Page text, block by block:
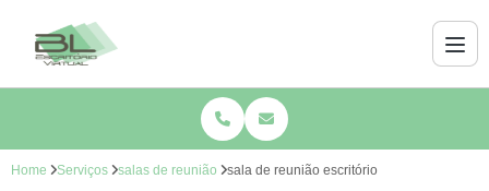
Home Serviços salas de reunião sala de reunião escritório